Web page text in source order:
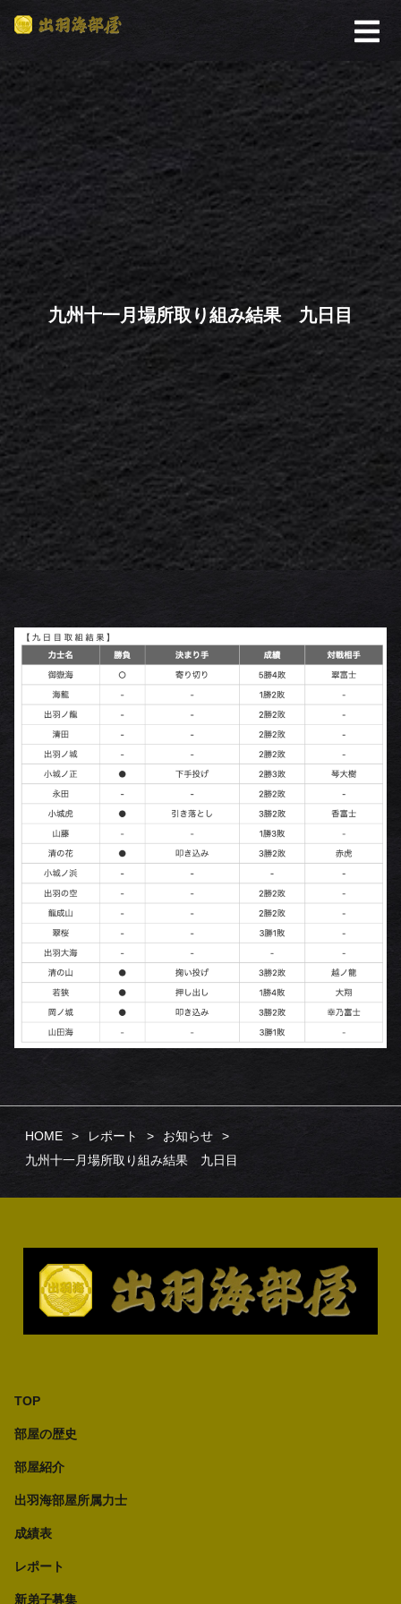
九州十一月場所取り組み結果 九日目
HOME レポート
お知らせ
九州十一月場所取り組み結果 九日目
TOP
部屋の歴史
部屋紹介
出羽海部屋所属力士
成績表
レポート
新弟子募集